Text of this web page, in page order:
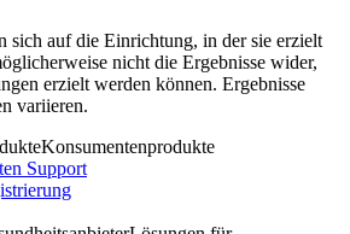
sich auf die Einrichtung, in der sie erzielt
nicht die Ergebnisse wider,
erzielt werden können. Ergebnisse
variieren.
Konsumentenprodukte
Support